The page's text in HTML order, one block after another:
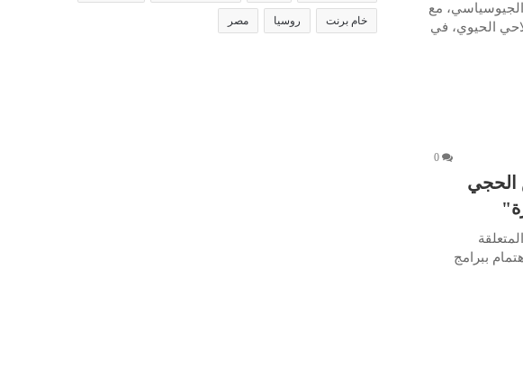
مع
الحيوي، في
0
الحجي
ببرامج
خام برنت روسيا مصر